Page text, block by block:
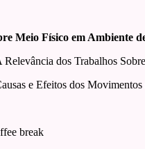
Meio Físico em Ambiente
dos Trabalhos
e Efeitos dos
break